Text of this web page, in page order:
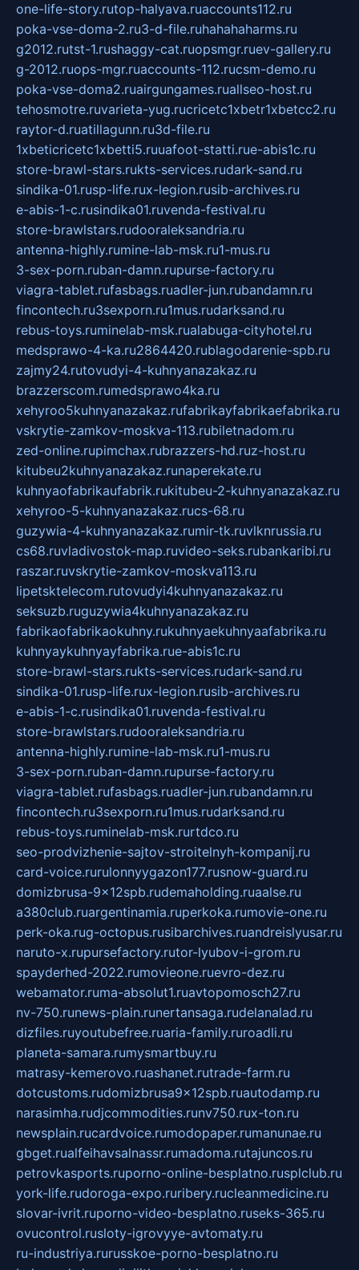
one-life-story.rutop-halyava.ruaccounts112.ru
poka-vse-doma-2.ru3-d-file.ruhahahaharms.ru
g2012.rutst-1.rushaggy-cat.ruopsmgr.ruev-gallery.ru
g-2012.ruops-mgr.ruaccounts-112.rucsm-demo.ru
poka-vse-doma2.ruairgungames.ruallseo-host.ru
tehosmotre.ruvarieta-yug.rucricetc1xbetr1xbetcc2.ru
raytor-d.ruatillagunn.ru3d-file.ru
1xbeticricetc1xbetti5.ruuafoot-statti.rue-abis1c.ru
store-brawl-stars.rukts-services.rudark-sand.ru
sindika-01.rusp-life.rux-legion.rusib-archives.ru
e-abis-1-c.rusindika01.ruvenda-festival.ru
store-brawlstars.rudooraleksandria.ru
antenna-highly.rumine-lab-msk.ru1-mus.ru
3-sex-porn.ruban-damn.rupurse-factory.ru
viagra-tablet.rufasbags.ruadler-jun.rubandamn.ru
fincontech.ru3sexporn.ru1mus.rudarksand.ru
rebus-toys.ruminelab-msk.rualabuga-cityhotel.ru
medsprawo-4-ka.ru2864420.rublagodarenie-spb.ru
zajmy24.rutovudyi-4-kuhnyanazakaz.ru
brazzerscom.rumedsprawo4ka.ru
xehyroo5kuhnyanazakaz.rufabrikayfabrikaefabrika.ru
vskrytie-zamkov-moskva-113.rubiletnadom.ru
zed-online.rupimchax.rubrazzers-hd.ruz-host.ru
kitubeu2kuhnyanazakaz.runaperekate.ru
kuhnyaofabrikaufabrik.rukitubeu-2-kuhnyanazakaz.ru
xehyroo-5-kuhnyanazakaz.rucs-68.ru
guzywia-4-kuhnyanazakaz.rumir-tk.ruvlknrussia.ru
cs68.ruvladivostok-map.ruvideo-seks.rubankaribi.ru
raszar.ruvskrytie-zamkov-moskva113.ru
lipetsktelecom.rutovudyi4kuhnyanazakaz.ru
seksuzb.ruguzywia4kuhnyanazakaz.ru
fabrikaofabrikaokuhny.rukuhnyaekuhnyaafabrika.ru
kuhnyaykuhnyayfabrika.rue-abis1c.ru
store-brawl-stars.rukts-services.rudark-sand.ru
sindika-01.rusp-life.rux-legion.rusib-archives.ru
e-abis-1-c.rusindika01.ruvenda-festival.ru
store-brawlstars.rudooraleksandria.ru
antenna-highly.rumine-lab-msk.ru1-mus.ru
3-sex-porn.ruban-damn.rupurse-factory.ru
viagra-tablet.rufasbags.ruadler-jun.rubandamn.ru
fincontech.ru3sexporn.ru1mus.rudarksand.ru
rebus-toys.ruminelab-msk.rurtdco.ru
seo-prodvizhenie-sajtov-stroitelnyh-kompanij.ru
card-voice.rurulonnyygazon177.rusnow-guard.ru
domizbrusa-9x12spb.rudemaholding.ruaalse.ru
a380club.ruargentinamia.ruperkoka.rumovie-one.ru
perk-oka.rug-octopus.rusibarchives.ruandreislyusar.ru
naruto-x.rupursefactory.rutor-lyubov-i-grom.ru
spayderhed-2022.rumovieone.ruevro-dez.ru
webamator.ruma-absolut1.ruavtopomosch27.ru
nv-750.runews-plain.runertansaga.rudelanalad.ru
dizfiles.ruyoutubefree.ruaria-family.ruroadli.ru
planeta-samara.rumysmartbuy.ru
matrasy-kemerovo.ruashanet.rutrade-farm.ru
dotcustoms.rudomizbrusa9x12spb.ruautodamp.ru
narasimha.rudjcommodities.runv750.rux-ton.ru
newsplain.rucardvoice.rumodopaper.rumanunae.ru
gbget.rualfeihavsalnassr.rumadoma.rutajuncos.ru
petrovkasports.ruporno-online-besplatno.rusplclub.ru
york-life.rudoroga-expo.ruribery.rucleanmedicine.ru
slovar-ivrit.ruporno-video-besplatno.ruseks-365.ru
ovucontrol.rusloty-igrovyye-avtomaty.ru
ru-industriya.rurusskoe-porno-besplatno.ru